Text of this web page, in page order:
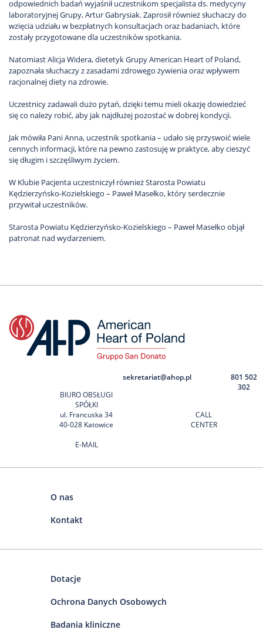
odpowiednich badań wyjaśnił uczestnikom specjalista ds. medycyny
laboratoryjnej Grupy, Artur Gabrysiak. Zaprosił również słuchaczy do
wzięcia udziału w bezpłatnych konsultacjach oraz badaniach, które
zostały przygotowane dla uczestników spotkania.
Natomiast Alicja Widera, dietetyk Grupy American Heart of Poland,
zapoznała słuchaczy z zasadami zdrowego żywienia oraz wpływem
racjonalnej diety na zdrowie.
Uczestnicy zadawali dużo pytań, dzięki temu mieli okazję dowiedzieć
się co należy robić, aby jak najdłużej pozostać w dobrej kondycji.
Jak mówiła Pani Anna, uczestnik spotkania – udało się przyswoić wiele
cennych informacji, które na pewno zastosuję w praktyce, aby cieszyć
się długim i szczęśliwym życiem.
W Klubie Pacjenta uczestniczył również Starosta Powiatu
Kędzierzyńsko-Kozielskiego – Paweł Masełko, który serdecznie
przywitał uczestników.
Starosta Powiatu Kędzierzyńsko-Kozielskiego – Paweł Masełko objął
patronat nad wydarzeniem.
BIURO OBSŁUGI
SPÓŁKI
ul. Francuska 34
40-028 Katowice
E-MAIL
sekretariat@ahop.pl
CALL
CENTER
801 502
302
O nas
Kontakt
Dotacje
Ochrona Danych Osobowych
Badania kliniczne